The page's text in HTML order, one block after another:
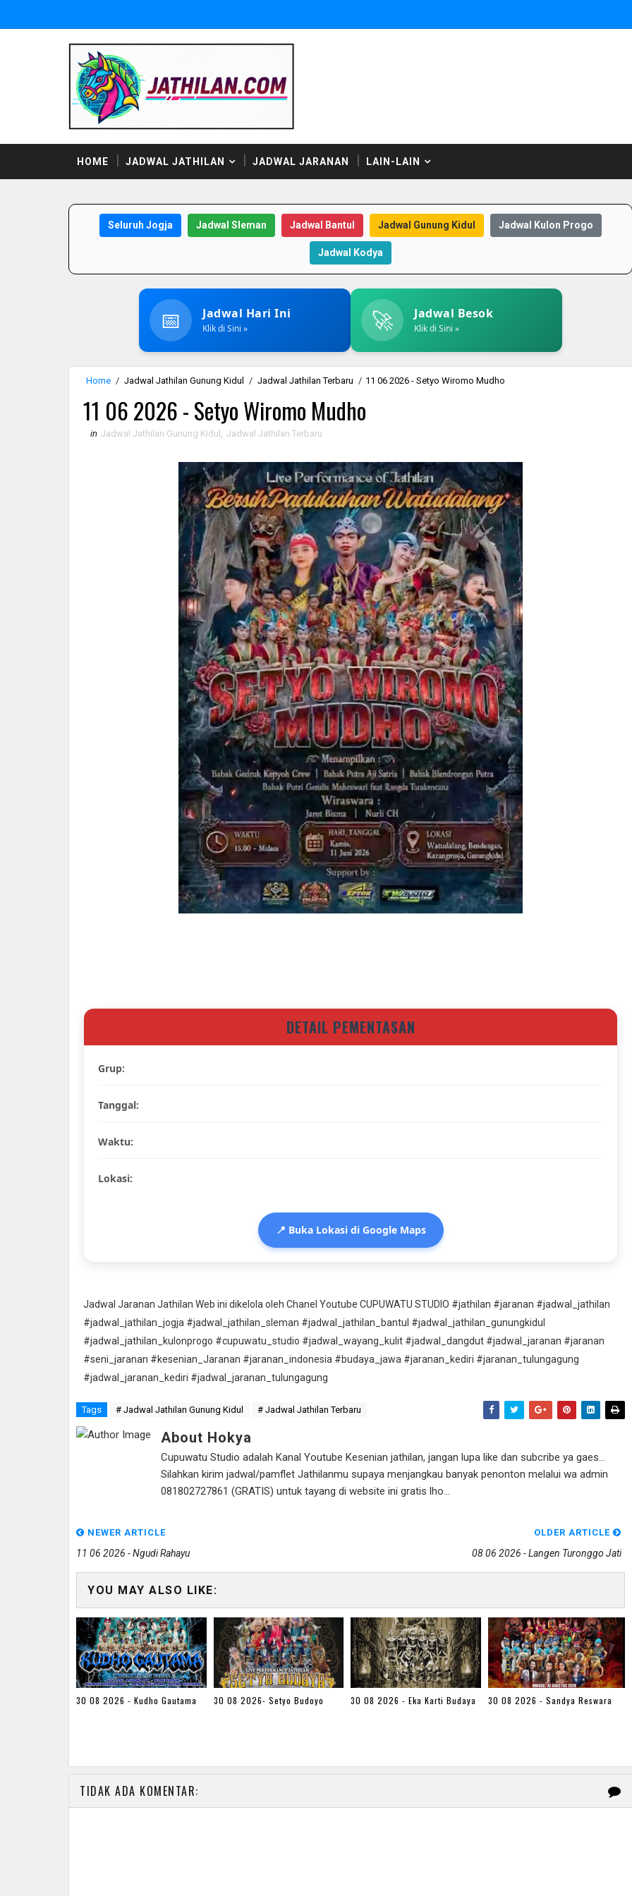
HOME JADWAL JATHILAN JADWAL JARANAN LAIN-LAIN
Seluruh Jogja Jadwal Sleman Jadwal Bantul Jadwal Gunung Kidul Jadwal Kulon Progo
Jadwal Kodya
📅 Jadwal Hari Ini
Klik di Sini » 🚀 Jadwal Besok
Klik di Sini »
Home / Jadwal Jathilan Gunung Kidul / Jadwal Jathilan Terbaru / 11 06 2026 - Setyo Wiromo Mudho
11 06 2026 - Setyo Wiromo Mudho
in Jadwal Jathilan Gunung Kidul Jadwal Jathilan Terbaru
DETAIL PEMENTASAN
Grup:
Tanggal:
Waktu:
Lokasi:
📍 Buka Lokasi di Google Maps
Jadwal Jaranan Jathilan Web ini dikelola oleh Chanel Youtube CUPUWATU STUDIO #jathilan #jaranan #jadwal_jathilan
#jadwal_jathilan_jogja #jadwal_jathilan_sleman #jadwal_jathilan_bantul #jadwal_jathilan_gunungkidul
#jadwal_jathilan_kulonprogo #cupuwatu_studio #jadwal_wayang_kulit #jadwal_dangdut #jadwal_jaranan #jaranan
#seni_jaranan #kesenian_Jaranan #jaranan_indonesia #budaya_jawa #jaranan_kediri #jaranan_tulungagung
#jadwal_jaranan_kediri #jadwal_jaranan_tulungagung
Tags # Jadwal Jathilan Gunung Kidul # Jadwal Jathilan Terbaru
About Hokya
Cupuwatu Studio adalah Kanal Youtube Kesenian jathilan, jangan lupa like dan subcribe ya gaes...
Silahkan kirim jadwal/pamflet Jathilanmu supaya menjangkau banyak penonton melalui wa admin
081802727861 (GRATIS) untuk tayang di website ini gratis lho...
NEWER ARTICLE
11 06 2026 - Ngudi Rahayu
OLDER ARTICLE
08 06 2026 - Langen Turonggo Jati
YOU MAY ALSO LIKE:
30 08 2026 - Kudho Gautama 30 08 2026- Setyo Budoyo 30 08 2026 - Eka Karti Budaya 30 08 2026 - Sandya Reswara
TIDAK ADA KOMENTAR: